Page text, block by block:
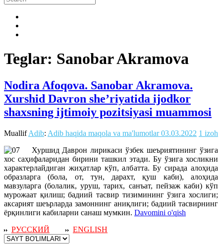
Teglar: Sanobar Akramova
Nodira Afoqova. Sanobar Akramova.
Xurshid Davron she’riyatida ijodkor
shaxsning ijtimoiy pozitsiyasi muammosi
MuallifAdib: Adib haqida maqola va ma'lumotlar 03.03.2022 1 izoh
Хуршид Даврон лирикаси ўзбек шеъриятининг ўзига
хос саҳифаларидан бирини ташкил этади. Бу ўзига хосликни
характерлайдиган жиҳатлар кўп, албатта. Бу сирада алоҳида
образларга (бола, от, тун, дарахт, қуш каби), алоҳида
мавзуларга (болалик, уруш, тарих, санъат, пейзаж каби) кўп
мурожаат қилиш; бадиий тасвир тизимининг ўзига хослиги;
аксарият шеърларда замоннинг аниқлиги; бадиий тасвирнинг
ёрқинлиги кабиларни санаш мумкин. Davomini o'qish
РУССКИЙ
ENGLISH